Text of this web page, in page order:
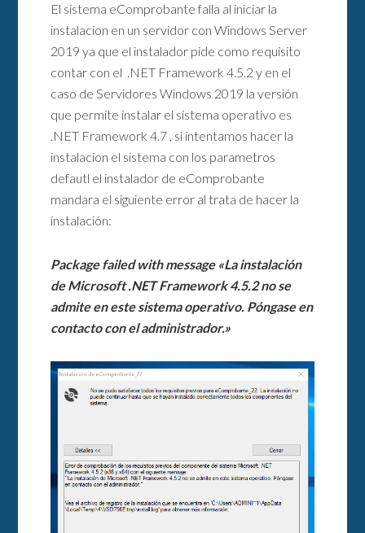
El sistema eComprobante falla al iniciar la
instalacion en un servidor con Windows Server
2019 ya que el instalador pide como requisito
contar con el .NET Framework 4.5.2 y en el
caso de Servidores Windows 2019 la versión
que permite instalar el sistema operativo es
.NET Framework 4.7 , si intentamos hacer la
instalacion el sistema con los parametros
defautl el instalador de eComprobante
mandara el siguiente error al trata de hacer la
instalación:
Package failed with message «La instalación
de Microsoft .NET Framework 4.5.2 no se
admite en este sistema operativo. Póngase en
contacto con el administrador.»